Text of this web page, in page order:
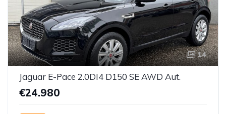
14
Jaguar E-Pace 2.0DI4 D150 SE AWD Aut.
€24.980